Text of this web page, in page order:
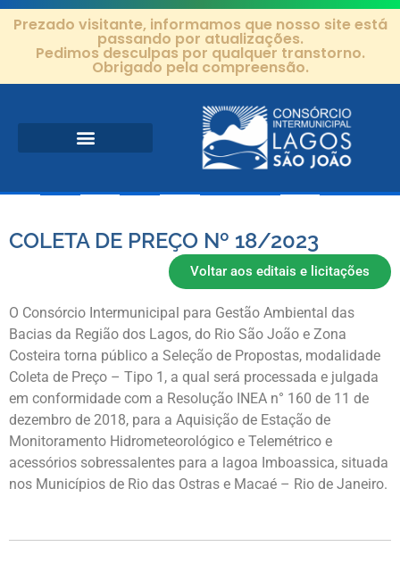
Prezado visitante, informamos que nosso site está
passando por atualizações.
Pedimos desculpas por qualquer transtorno.
Obrigado pela compreensão.
COLETA DE PREÇO Nº 18/2023
Voltar aos editais e licitações
O Consórcio Intermunicipal para Gestão Ambiental das
Bacias da Região dos Lagos, do Rio São João e Zona
Costeira torna público a Seleção de Propostas, modalidade
Coleta de Preço – Tipo 1, a qual será processada e julgada
em conformidade com a Resolução INEA n° 160 de 11 de
dezembro de 2018, para a Aquisição de Estação de
Monitoramento Hidrometeorológico e Telemétrico e
acessórios sobressalentes para a lagoa Imboassica, situada
nos Municípios de Rio das Ostras e Macaé – Rio de Janeiro.